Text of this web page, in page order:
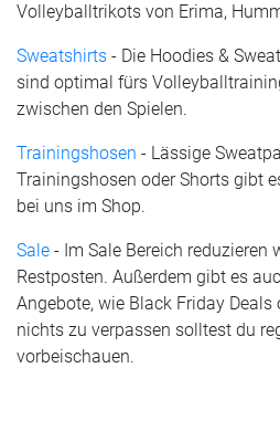
Volleyballtrikots von Erima,
Sweatshirts - Die Hoodies &
sind optimal fürs
zwischen den Spielen.
Trainingshosen - Lässige
Trainingshosen oder Shorts gibt
bei uns im Shop.
Sale - Im Sale Bereich reduzieren
Restposten. Außerdem gibt es
Angebote, wie Black Friday Deals
nichts zu verpassen solltest du
vorbeischauen.